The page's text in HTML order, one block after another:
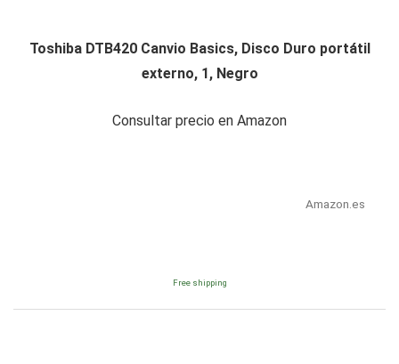
Toshiba DTB420 Canvio Basics, Disco Duro portátil
externo, 1, Negro
Consultar precio en Amazon
Amazon.es
Free shipping